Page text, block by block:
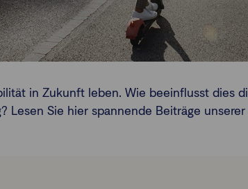
in Zukunft leben. Wie beeinflusst dies
Lesen Sie hier spannende Beiträge unserer